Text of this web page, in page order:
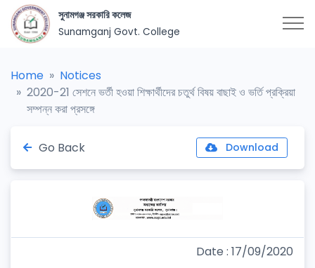
সুনামগঞ্জ সরকারি কলেজ
Sunamganj Govt. College
Home
Notices
2020-21 সেশনে ভর্তী হওয়া শিক্ষার্থীদের চতুর্থ বিষয় বাছাই ও ভর্তি প্রক্রিয়া
সম্পন্ন করা প্রসঙ্গে
Go Back Download
Date : 17/09/2020